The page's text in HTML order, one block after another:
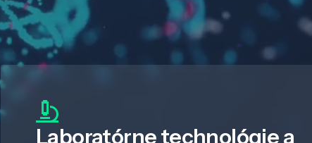
Laboratórne technológie a